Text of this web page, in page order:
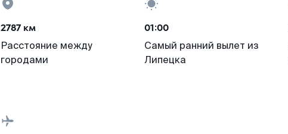
2787 км
Расстояние между
городами
01:00
Самый ранний вылет из
Липецка